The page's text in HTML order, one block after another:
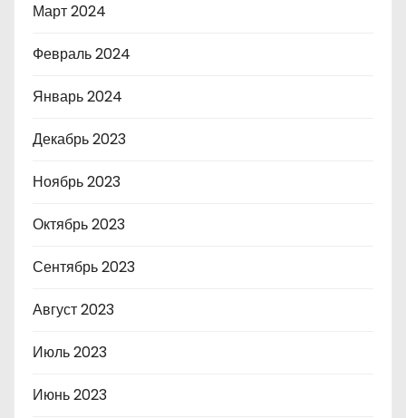
Март 2024
Февраль 2024
Январь 2024
Декабрь 2023
Ноябрь 2023
Октябрь 2023
Сентябрь 2023
Август 2023
Июль 2023
Июнь 2023